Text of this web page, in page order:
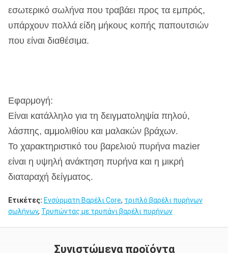
εσωτερικό σωλήνα που τραβάει προς τα εμπρός,
υπάρχουν πολλά είδη μήκους κοπής παπουτσιών
που είναι διαθέσιμα.
Εφαρμογή:
Είναι κατάλληλο για τη δειγματοληψία πηλού,
λάσπης, αμμολιθίου και μαλακών βράχων.
Το χαρακτηριστικό του βαρελιού πυρήνα mazier
είναι η υψηλή ανάκτηση πυρήνα και η μικρή
διαταραχή δείγματος.
Ετικέτες: Ενσύρματη Βαρέλι Core, τριπλό βαρέλι πυρήνων
σωλήνων, Τρυπώντας με τρυπάνι βαρέλι πυρήνων
Συνιστώμενα προϊόντα